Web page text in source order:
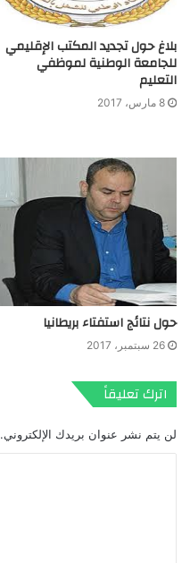
بلاغ حول تجديد المكتب الإقليمي
للجامعة الوطنية لموظفي
التعليم
8 مارس، 2017
حول نتائج استفتاء بريطانيا
26 سبتمبر، 2017
اترك تعليقاً
لن يتم نشر عنوان بريدك الإلكتروني.